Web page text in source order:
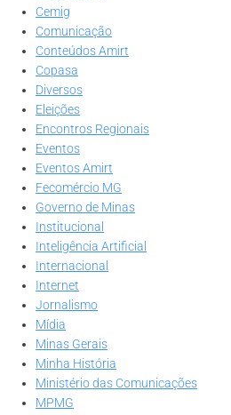
Cemig
Comunicação
Conteúdos Amirt
Copasa
Diversos
Eleições
Encontros Regionais
Eventos
Eventos Amirt
Fecomércio MG
Governo de Minas
Institucional
Inteligência Artificial
Internacional
Internet
Jornalismo
Mídia
Minas Gerais
Minha História
Ministério das Comunicações
MPMG